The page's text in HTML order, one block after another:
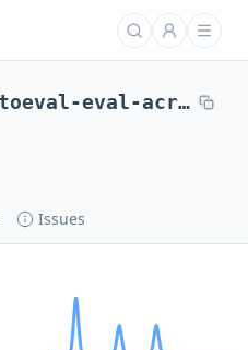
autoeval-eval-acronym_identification-default-d737e7-1575155896
Issues